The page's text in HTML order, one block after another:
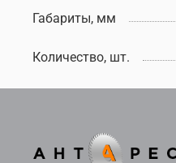
Габариты, мм
Количество, шт.